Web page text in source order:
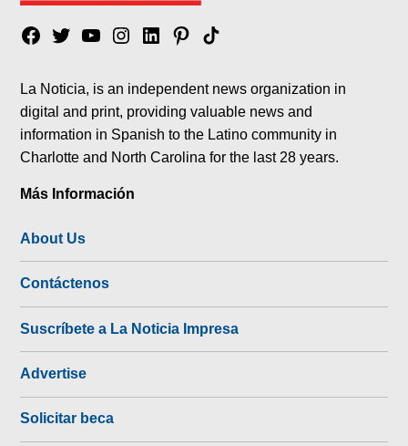
Facebook
TwitterYouTubeInstagram
LinkedinPinterest
Tik
La Noticia, is an independent news organization in
digital and print, providing valuable news and
information in Spanish to the Latino community in
Charlotte and North Carolina for the last 28 years.
Más Información
About Us
Contáctenos
Suscríbete a La Noticia Impresa
Advertise
Solicitar beca